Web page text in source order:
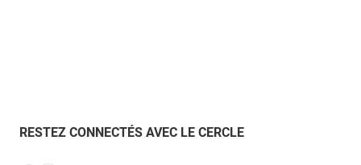
RESTEZ CONNECTÉS AVEC LE CERCLE